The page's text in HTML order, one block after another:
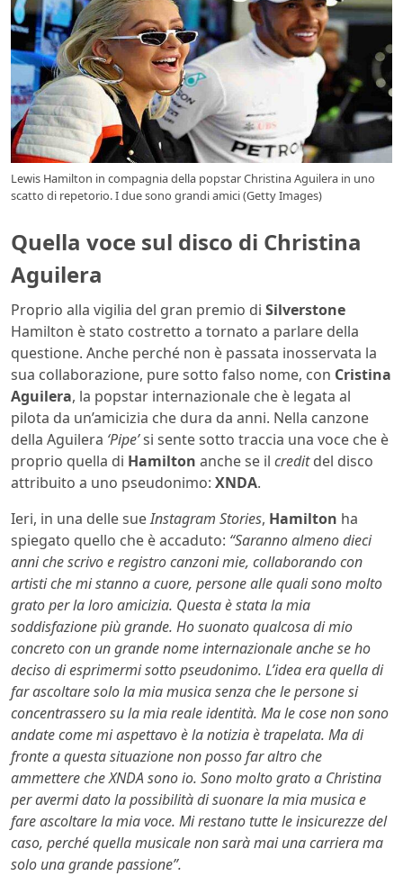
Lewis Hamilton in compagnia della popstar Christina Aguilera in uno
scatto di repetorio. I due sono grandi amici (Getty Images)
Quella voce sul disco di Christina
Aguilera
Proprio alla vigilia del gran premio di Silverstone
Hamilton è stato costretto a tornato a parlare della
questione. Anche perché non è passata inosservata la
sua collaborazione, pure sotto falso nome, con Cristina
Aguilera, la popstar internazionale che è legata al
pilota da un’amicizia che dura da anni. Nella canzone
della Aguilera ‘Pipe’si sente sotto traccia una voce che è
proprio quella di Hamilton anche se il creditdel disco
attribuito a uno pseudonimo: XNDA.
Ieri, in una delle sueInstagram Stories, Hamilton ha
spiegato quello che è accaduto: “Saranno almeno dieci
anni che scrivo e registro canzoni mie, collaborando con
artisti che mi stanno a cuore, persone alle quali sono molto
grato per la loro amicizia. Questa è stata la mia
soddisfazione più grande. Ho suonato qualcosa di mio
concreto con un grande nome internazionale anche se ho
deciso di esprimermi sotto pseudonimo. L’idea era quella di
far ascoltare solo la mia musica senza che le persone si
concentrassero su la mia reale identità. Ma le cose non sono
andate come mi aspettavo è la notizia è trapelata. Ma di
fronte a questa situazione non posso far altro che
ammettere che XNDA sono io. Sono molto grato a Christina
per avermi dato la possibilità di suonare la mia musica e
fare ascoltare la mia voce. Mi restano tutte le insicurezze del
caso, perché quella musicale non sarà mai una carriera ma
solo una grande passione”.